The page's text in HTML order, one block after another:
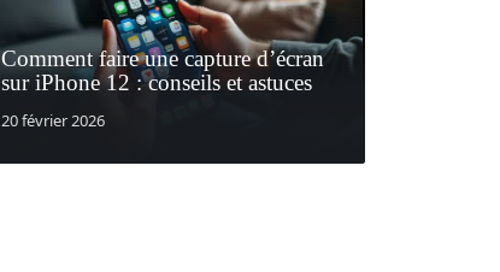
Comment faire une capture d’écran
sur iPhone 12 : conseils et astuces
20 février 2026